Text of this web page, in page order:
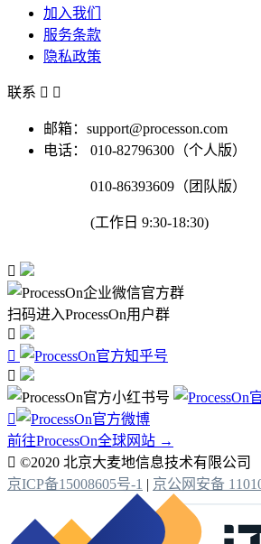
加入我们
服务条款
隐私政策
联系  
邮箱：support@processon.com
电话：
010-82796300（个人版）
010-86393609（团队版）
(工作日 9:30-18:30)

扫码进入ProcessOn用户群




前往ProcessOn全球网站 →
 ©2020 北京大麦地信息技术有限公司
京ICP备15008605号-1 | 京公网安备